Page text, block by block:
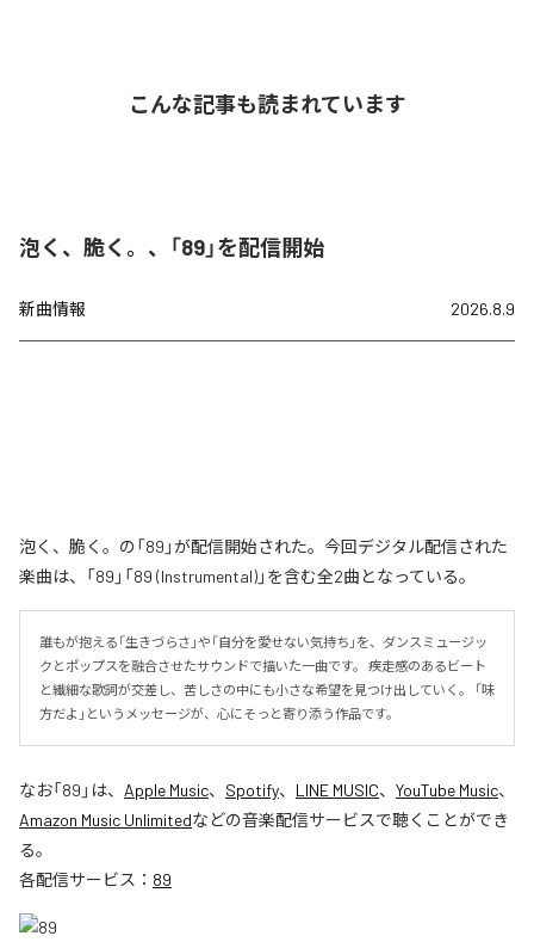
こんな記事も読まれています
泡く、脆く。、「89」を配信開始
新曲情報 2026.8.9
泡く、脆く。の「89」が配信開始された。今回デジタル配信された
楽曲は、「89」「89 (Instrumental)」を含む全2曲となっている。
誰もが抱える「生きづらさ」や「自分を愛せない気持ち」を、ダンスミュージッ
クとポップスを融合させたサウンドで描いた一曲です。 疾走感のあるビート
と繊細な歌詞が交差し、苦しさの中にも小さな希望を見つけ出していく。 「味
方だよ」というメッセージが、心にそっと寄り添う作品です。
なお「89 」は、 Apple Music、 Spotify、 LINE MUSIC、 YouTube Music、
Amazon Music Unlimitedなどの音楽配信サービスで聴くことができ
る。
各配信サービス： 89